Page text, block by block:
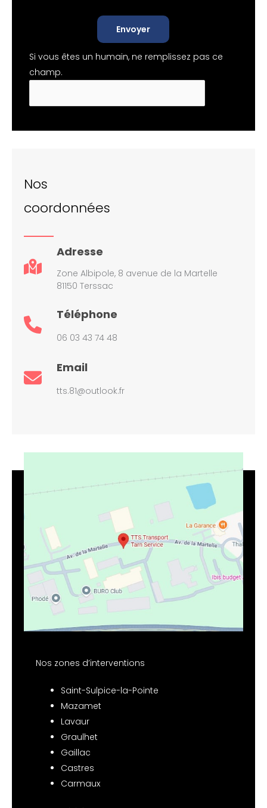
Envoyer
Si vous êtes un humain, ne remplissez pas ce
champ.
Nos
coordonnées
Adresse
Zone Albipole, 8 avenue de la Martelle
81150 Terssac
Téléphone
06 03 43 74 48
Email
tts.81@outlook.fr
Nos zones d’interventions
Saint-Sulpice-la-Pointe
Mazamet
Lavaur
Graulhet
Gaillac
Castres
Carmaux